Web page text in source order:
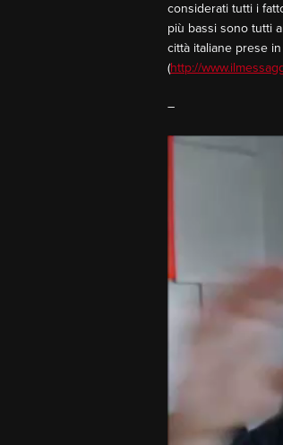
considerati tutti i
più bassi sono tutti
città italiane prese
(http://
–